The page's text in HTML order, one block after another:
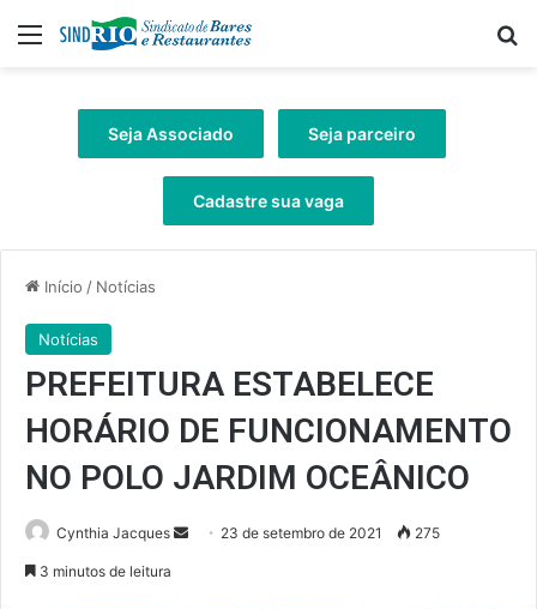
Menu
Seja Associado Seja parceiro
Cadastre sua vaga
Início / Notícias
Notícias
PREFEITURA ESTABELECE
HORÁRIO DE FUNCIONAMENTO
NO POLO JARDIM OCEÂNICO
Cynthia Jacques
Mande23 de setembro de 2021 275
3 minutos de leitura